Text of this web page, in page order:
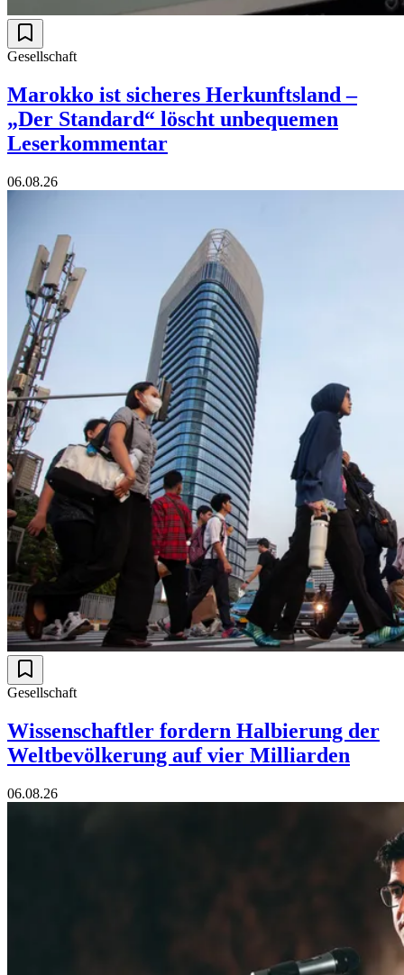
Gesellschaft
Marokko ist sicheres Herkunftsland –
„Der Standard“ löscht unbequemen
Leserkommentar
06.08.26
Gesellschaft
Wissenschaftler fordern Halbierung der
Weltbevölkerung auf vier Milliarden
06.08.26